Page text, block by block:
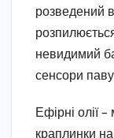
розведений
невидимий
сенсори
Ефірні олії
краплинки